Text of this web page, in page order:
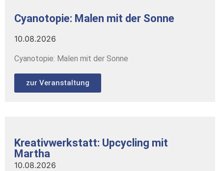
Cyanotopie: Malen mit der Sonne
10.08.2026
Cyanotopie: Malen mit der Sonne
zur Veranstaltung
Kreativwerkstatt: Upcycling mit
Martha
10.08.2026